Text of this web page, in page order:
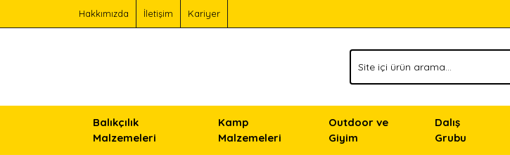
Hakkımızda İletişim Kariyer
Balıkçılık
Malzemeleri
Kamp
Malzemeleri
Outdoor ve
Giyim
Dalış
Grubu